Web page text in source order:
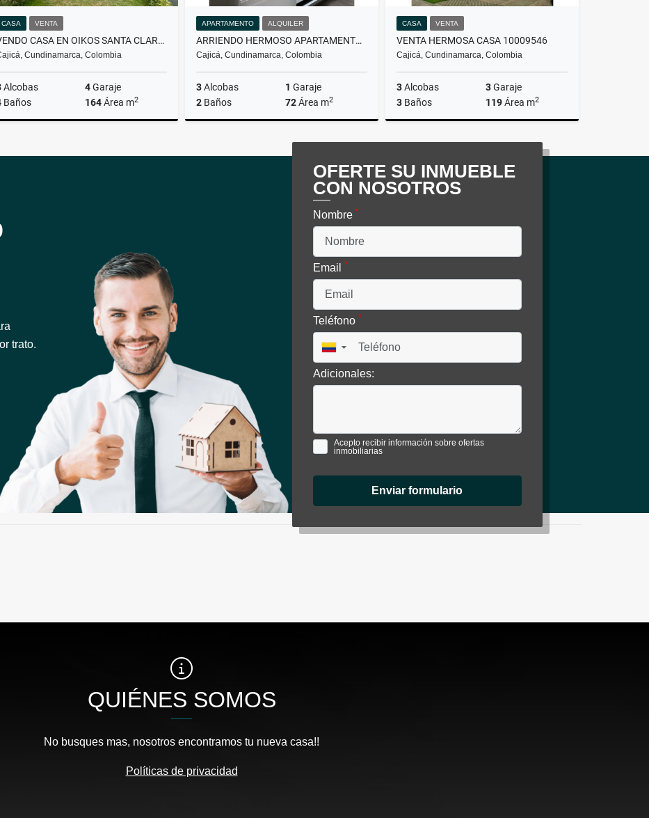
CASA VENTA
VENDO CASA EN OIKOS SANTA CLARA PARA ESTRENAR!!
Cundinamarca, Colombia
Alcobas 4Garaje
Baños 164Área m2
$1.250.000.000
APARTAMENTO ALQUILER
ARRIENDO HERMOSO APARTAMENTO 10035014
Cajicá, Cundinamarca, Colombia
3Alcobas 1 Garaje
2 Baños 72Área m2
Alquiler
CASA VENTA
VENTA HERMOSA CASA 10009546
Cajicá, Cundinamarca, Colombia
3Alcobas 3Garaje
3 Baños 119Área m2
Venta
$1.100.000.000
trato.
OFERTE SU INMUEBLE
CON NOSOTROS
Nombre *
Email *
Teléfono *
▼
Adicionales:
Acepto recibir información sobre ofertas
inmobiliarias
Enviar formulario
QUIÉNES SOMOS
No busques mas, nosotros encontramos tu nueva casa!!
Políticas de privacidad